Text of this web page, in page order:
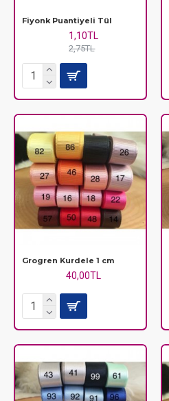
Fiyonk Puantiyeli Tül
1,10TL
2,75TL
Grogren Kurdele 1 cm
40,00TL